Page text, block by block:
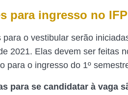
para ingresso no
para o vestibular serão
2021. Elas devem ser feitas
para o ingresso do 1º
para se candidatar à vaga